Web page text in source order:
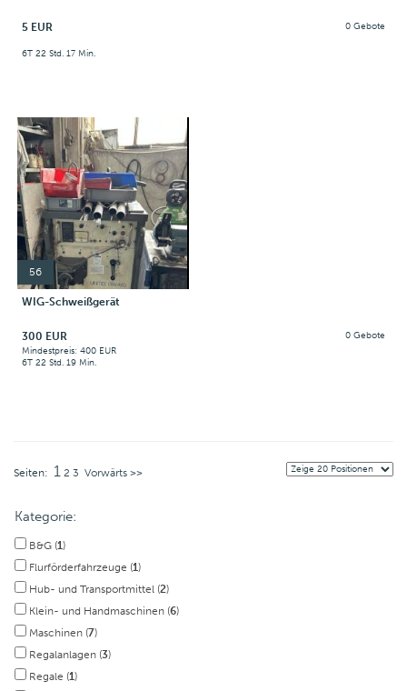
5 EUR 0 Gebote
6T 22 Std. 17 Min.
56
WIG-Schweißgerät
300 EUR
0 Gebote
Mindestpreis: 400 EUR
6T 22 Std. 19 Min.
Seiten: 1 2 3 Vorwärts >>
Kategorie:
B&G (1)
Flurförderfahrzeuge (1)
Hub- und Transportmittel (2)
Klein- und Handmaschinen (6)
Maschinen (7)
Regalanlagen (3)
Regale (1)